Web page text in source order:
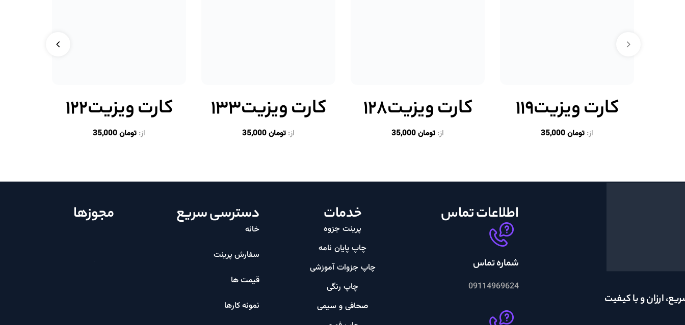
کارت ویزیت۱۱۹
از: تومان
کارت ویزیت۱۲۸
از: تومان
کارت ویزیت۱۳۳
از: تومان
کارت ویزیت۱۲۲
از: تومان
ارزان و با کیفیت
اطلاعات تماس
شماره تماس
09114969624
خدمات
پرینت جزوه
چاپ پایان نامه
چاپ جزوات آموزشی
چاپ رنگی
صحافی و سیمی
دسترسی سریع
خانه
سفارش پرینت
قیمت ها
نمونه کارها
مجوزها